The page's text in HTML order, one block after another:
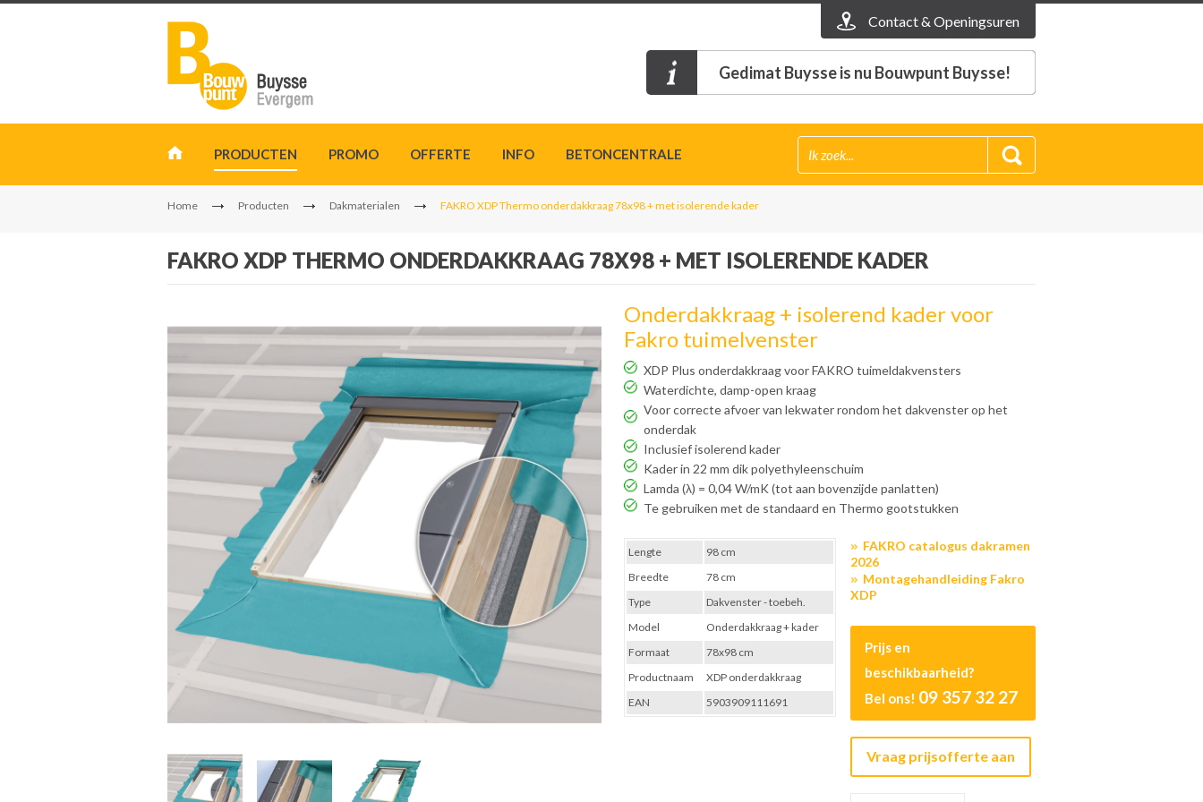
Contact & Openingsuren
Gedimat Buysse is nu Bouwpunt Buysse!
PRODUCTEN PROMO OFFERTE INFO BETONCENTRALE
Home Producten Dakmaterialen FAKRO XDP Thermo onderdakkraag 78x98 + met isolerende kader
FAKRO XDP THERMO ONDERDAKKRAAG 78X98 + MET ISOLERENDE KADER
Onderdakkraag + isolerend kader voor
Fakro tuimelvenster
XDP Plus onderdakkraag voor FAKRO tuimeldakvensters
Waterdichte, damp-open kraag
Voor correcte afvoer van lekwater rondom het dakvenster op het
onderdak
Inclusief isolerend kader
Kader in 22 mm dik polyethyleenschuim
Lamda (λ) = 0,04 W/mK (tot aan bovenzijde panlatten)
Te gebruiken met de standaard en Thermo gootstukken
FAKRO catalogus dakramen
2026
Montagehandleiding Fakro
XDP
Prijs en
beschikbaarheid?
Bel ons! 09 357 32 27
Vraag prijsofferte aan
Lengte
98 cm
Breedte
78 cm
Type
Dakvenster - toebeh.
Model
Onderdakkraag + kader
Formaat
78x98 cm
Productnaam
XDP onderdakkraag
EAN
5903909111691